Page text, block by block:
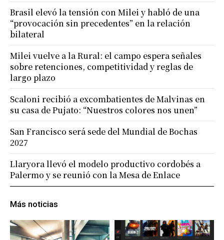
Más noticias
Brasil elevó la tensión con Milei y habló de una
“provocación sin precedentes” en la relación
bilateral
Milei vuelve a la Rural: el campo espera señales
sobre retenciones, competitividad y reglas de
largo plazo
Scaloni recibió a excombatientes de Malvinas en
su casa de Pujato: “Nuestros colores nos unen”
San Francisco será sede del Mundial de Bochas
2027
Llaryora llevó el modelo productivo cordobés a
Palermo y se reunió con la Mesa de Enlace